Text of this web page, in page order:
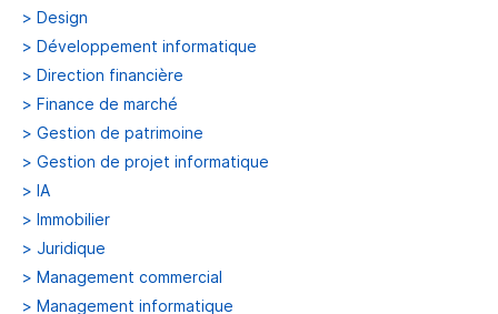
> Design
> Développement informatique
> Direction financière
> Finance de marché
> Gestion de patrimoine
> Gestion de projet informatique
> IA
> Immobilier
> Juridique
> Management commercial
> Management informatique